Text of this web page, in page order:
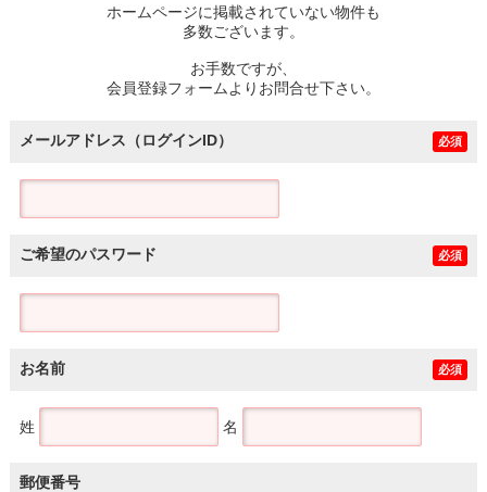
ホームページに掲載されていない物件も
多数ございます。
お手数ですが、
会員登録フォームよりお問合せ下さい。
メールアドレス（ログインID） 必須
ご希望のパスワード 必須
お名前 必須
姓 名
郵便番号